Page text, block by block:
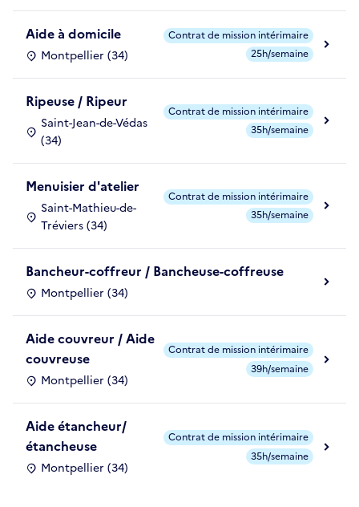
Aide à domicile
Montpellier (34)
Contrat de mission intérimaire
25h/semaine
Ripeuse / Ripeur
Saint-Jean-de-Védas
(34)
Contrat de mission intérimaire
35h/semaine
Menuisier d'atelier
Saint-Mathieu-de-
Tréviers (34)
Contrat de mission intérimaire
35h/semaine
Bancheur-coffreur / Bancheuse-coffreuse
Montpellier (34)
Aide couvreur / Aide
couvreuse
Montpellier (34)
Contrat de mission intérimaire
39h/semaine
Aide étancheur/
étancheuse
Montpellier (34)
Contrat de mission intérimaire
35h/semaine